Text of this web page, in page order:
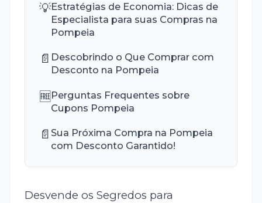
💡Estratégias de Economia: Dicas de
Especialista para suas Compras na
Pompeia
📄 Descobrindo o Que Comprar com
Desconto na Pompeia
🆓 Perguntas Frequentes sobre
Cupons Pompeia
📄 Sua Próxima Compra na Pompeia
com Desconto Garantido!
Desvende os Segredos para